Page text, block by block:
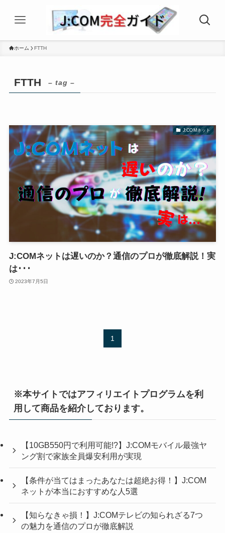
ホーム FTTH
FTTH – tag –
J:COMネット
J:COMネットは遅いのか？通信のプロが徹底解説！実
は･･･
2023年7月5日
1
※本サイトではアフィリエイトプログラムを利
用して商品を紹介しております。
【10GB550円で利用可能!?】J:COMモバイル最強ヤ
ング割で家族全員爆安利用が実現
【条件が当てはまったあなたは超絶お得！】J:COM
ネットが本当におすすめな人5選
【知らなきゃ損！】J:COMテレビの知られざる7つ
の魅力を通信のプロが徹底解説